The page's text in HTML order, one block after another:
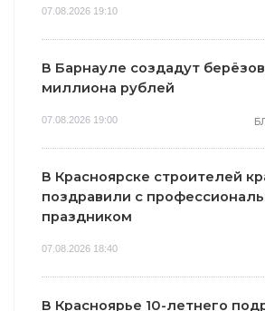
07.08.2026 19:10
В Барнауле создадут
миллиона рублей
07.08.2026 19:00
В Красноярске строителей
поздравили с
праздником
07.08.2026 18:40
В Красноярье 10-летнего